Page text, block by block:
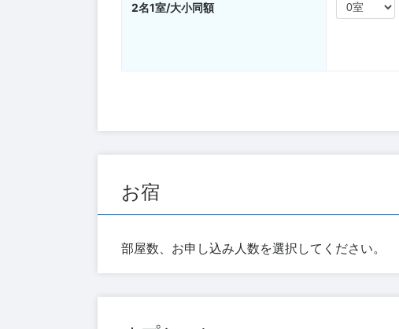
2名1室/大小同額
お宿
部屋数、お申し込み人数を選択してください。